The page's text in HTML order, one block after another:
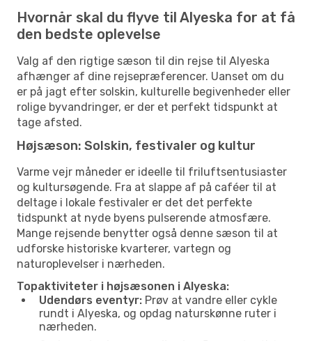
Hvornår skal du flyve til Alyeska for at få
den bedste oplevelse
Valg af den rigtige sæson til din rejse til Alyeska
afhænger af dine rejsepræferencer. Uanset om du
er på jagt efter solskin, kulturelle begivenheder eller
rolige byvandringer, er der et perfekt tidspunkt at
tage afsted.
Højsæson: Solskin, festivaler og kultur
Varme vejr måneder er ideelle til friluftsentusiaster
og kultursøgende. Fra at slappe af på caféer til at
deltage i lokale festivaler er det det perfekte
tidspunkt at nyde byens pulserende atmosfære.
Mange rejsende benytter også denne sæson til at
udforske historiske kvarterer, vartegn og
naturoplevelser i nærheden.
Topaktiviteter i højsæsonen i Alyeska:
Udendørs eventyr: Prøv at vandre eller cykle
rundt i Alyeska, og opdag naturskønne ruter i
nærheden.